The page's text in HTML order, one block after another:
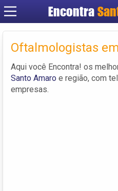
Encontra
Oftalmologistas
Aqui você Encontra! os
Santo Amaro e região, com
empresas.